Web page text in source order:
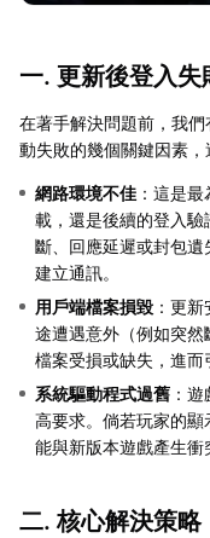
一. 更新後登入
在著手解決問題前，我
動失敗的幾個關鍵因素，
網路環境不佳 ：這是
載，還是後續的登入
斷、回應延遲或封包
建立通訊。
用戶端檔案損毀 ：更
途遭遇意外（例如突
檔案受損或缺失，進而
系統驅動程式過舊 ：
高要求。倘若玩家的
能與新版本遊戲產生衝
二. 核心解決策略